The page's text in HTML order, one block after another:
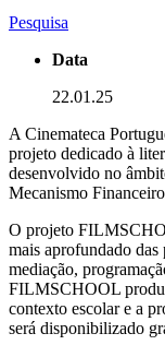
Pesquisa
Data
22.01.25
A Cinemateca
projeto dedicado à
desenvolvido no
Mecanismo
O projeto
mais aprofundado das
mediação,
FILMSCHOOL
contexto escolar e a
será disponibilizado